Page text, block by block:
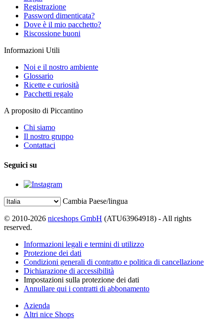
Registrazione
Password dimenticata?
Dove è il mio pacchetto?
Riscossione buoni
Informazioni Utili
Noi e il nostro ambiente
Glossario
Ricette e curiosità
Pacchetti regalo
A proposito di Piccantino
Chi siamo
Il nostro gruppo
Contattaci
Seguici su
Cambia Paese/lingua
© 2010-2026 niceshops GmbH (ATU63964918) - All rights
reserved.
Informazioni legali e termini di utilizzo
Protezione dei dati
Condizioni generali di contratto e politica di cancellazione
Dichiarazione di accessibilità
Impostazioni sulla protezione dei dati
Annullare qui i contratti di abbonamento
Azienda
Altri nice Shops